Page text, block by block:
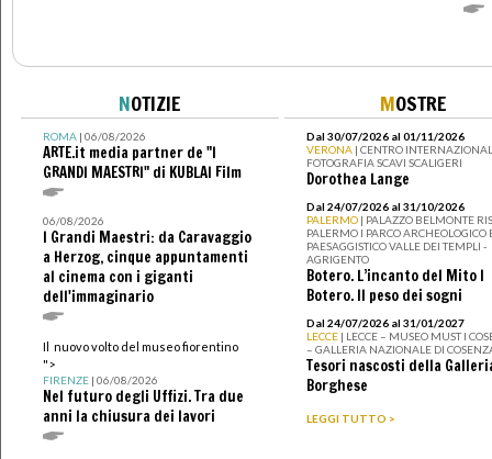
NOTIZIE
ROMA| 06/08/2026
ARTE.it media partner de "I
GRANDI MAESTRI" di KUBLAI Film
06/08/2026
I Grandi Maestri: da Caravaggio
a Herzog, cinque appuntamenti
al cinema con i giganti
dell'immaginario
Il nuovo volto del museo fiorentino
">
FIRENZE| 06/08/2026
Nel futuro degli Uffizi. Tra due
anni la chiusura dei lavori
MOSTRE
Dal 30/07/2026 al 01/11/2026
VERONA | CENTRO
FOTOGRAFIA SCAVI SCALIGERI
Dorothea Lange
Dal 24/07/2026 al 31/10/2026
PALERMO | PALAZZO BELMONTE
PALERMO I PARCO ARCHEOLOGICO
PAESAGGISTICO VALLE DEI TEMPLI -
AGRIGENTO
Botero. L’incanto del Mito I
Botero. Il peso dei sogni
Dal 24/07/2026 al 31/01/2027
LECCE | LECCE – MUSEO MUST I
– GALLERIA NAZIONALE DI
Tesori nascosti della
Borghese
LEGGI TUTTO >